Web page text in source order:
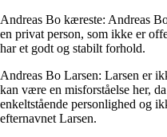
Andreas Bo kæreste: Andreas
en privat person, som ikke er
har et godt og stabilt forhold.
Andreas Bo Larsen: Larsen er
kan være en misforståelse her,
enkeltstående personlighed og
efternavnet Larsen.